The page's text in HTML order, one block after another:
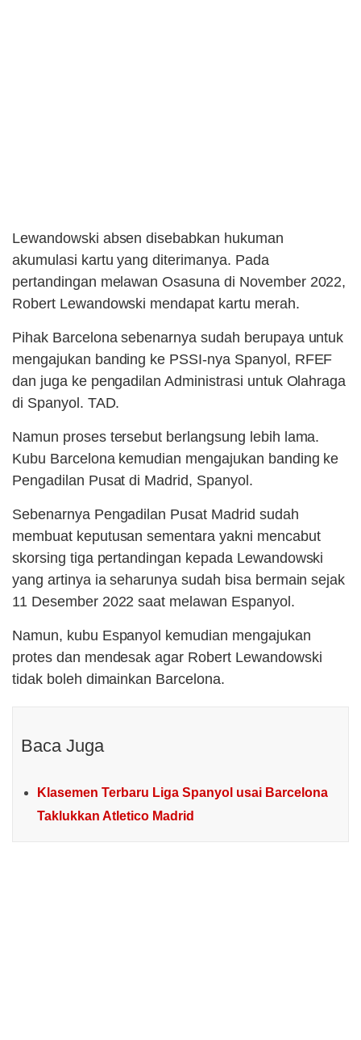
Lewandowski absen disebabkan hukuman
akumulasi kartu yang diterimanya. Pada
pertandingan melawan Osasuna di November 2022,
Robert Lewandowski mendapat kartu merah.
Pihak Barcelona sebenarnya sudah berupaya untuk
mengajukan banding ke PSSI-nya Spanyol, RFEF
dan juga ke pengadilan Administrasi untuk Olahraga
di Spanyol. TAD.
Namun proses tersebut berlangsung lebih lama.
Kubu Barcelona kemudian mengajukan banding ke
Pengadilan Pusat di Madrid, Spanyol.
Sebenarnya Pengadilan Pusat Madrid sudah
membuat keputusan sementara yakni mencabut
skorsing tiga pertandingan kepada Lewandowski
yang artinya ia seharunya sudah bisa bermain sejak
11 Desember 2022 saat melawan Espanyol.
Namun, kubu Espanyol kemudian mengajukan
protes dan mendesak agar Robert Lewandowski
tidak boleh dimainkan Barcelona.
Baca Juga
Klasemen Terbaru Liga Spanyol usai Barcelona
Taklukkan Atletico Madrid